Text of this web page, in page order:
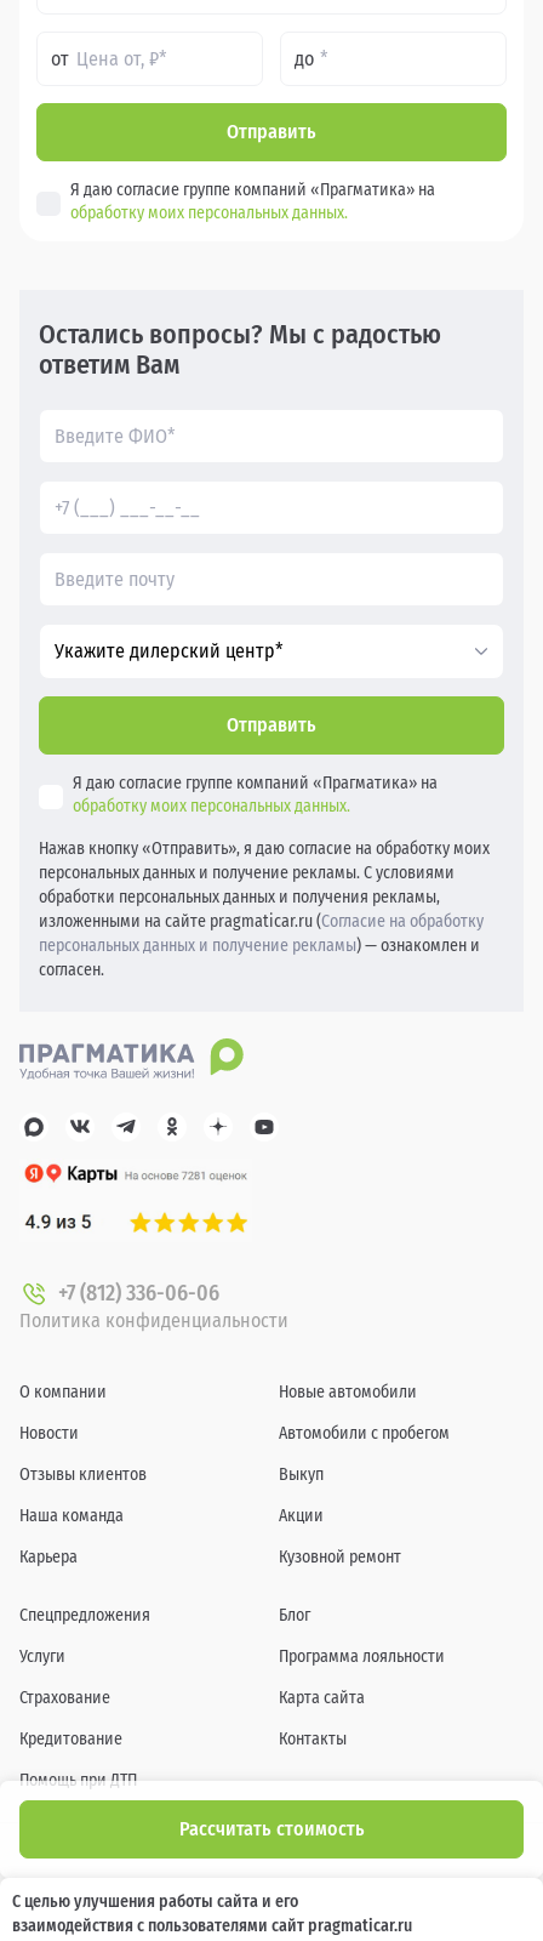
от до
Отправить
Я даю согласие группе компаний «Прагматика» на
обработку моих персональных данных.
Остались вопросы? Мы с радостью
ответим Вам
Укажите дилерский центр*
Отправить
Я даю согласие группе компаний «Прагматика» на
обработку моих персональных данных.
Нажав кнопку «Отправить», я даю согласие на обработку моих
персональных данных и получение рекламы. С условиями
обработки персональных данных и получения рекламы,
изложенными на сайте pragmaticar.ru (Согласие на обработку
персональных данных и получение рекламы) — ознакомлен и
согласен.
Рассчитать стоимость
+7 (812) 336-06-06
Политика конфиденциальности
О компании
Новости
Отзывы клиентов
Наша команда
Карьера
Новые автомобили
Автомобили с пробегом
Выкуп
Акции
Кузовной ремонт
Спецпредложения
Услуги
Страхование
Кредитование
Помощь при ДТП
Блог
Программа лояльности
Карта сайта
Контакты
Информация о технических характеристиках, составе комплектаций, цветовой
гамме и стоимости автомобилей, а также действующих акциях, сроках и условиях
их проведения, указанных на сайте www.pragmaticar.ru, носит информационный
С целью улучшения работы сайта и его
взаимодействия с пользователями сайт pragmaticar.ru